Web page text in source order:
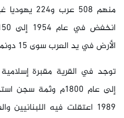
منهم 508
انخفض في عام 1954 إلى
الأرض في يد العرب سوى 15 دونما.
توجد في القرية مقبرة
إلى عام 1800م وثمة
1989 اعتقلت فيه